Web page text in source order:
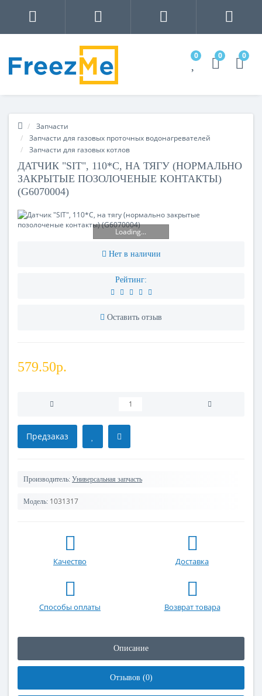
0 0 0
Запчасти
Запчасти для газовых проточных водонагревателей
Запчасти для газовых котлов
ДАТЧИК "SIT", 110*C, НА ТЯГУ (НОРМАЛЬНО
ЗАКРЫТЫЕ ПОЗОЛОЧЕНЫЕ КОНТАКТЫ)
(G6070004)
Loading...
Нет в наличии
Рейтинг:
Оставить отзыв
579.50р.
Предзаказ
Производитель: Универсальная запчасть
Модель: 1031317
Качество Доставка
Способы оплаты Возврат товара
Описание
Отзывов (0)